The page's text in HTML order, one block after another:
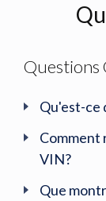
Questions
Qu'est-ce
Comment
VIN?
Que